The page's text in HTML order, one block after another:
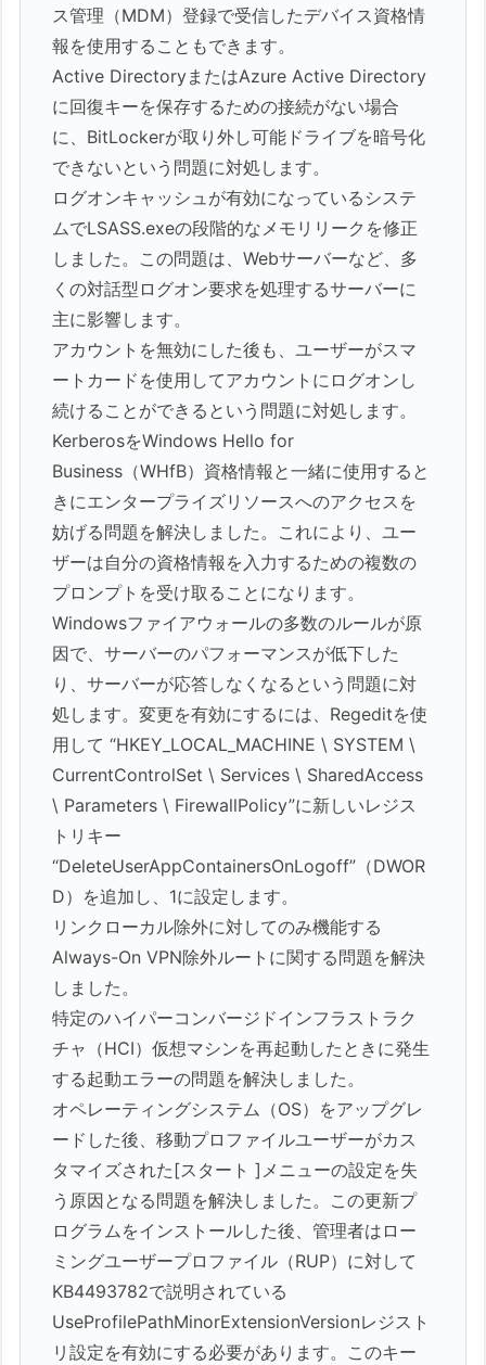
ス管理（MDM）登録で受信したデバイス資格情
報を使用することもできます。
Active DirectoryまたはAzure Active Directory
に回復キーを保存するための接続がない場合
に、BitLockerが取り外し可能ドライブを暗号化
できないという問題に対処します。
ログオンキャッシュが有効になっているシステ
ムでLSASS.exeの段階的なメモリリークを修正
しました。この問題は、Webサーバーなど、多
くの対話型ログオン要求を処理するサーバーに
主に影響します。
アカウントを無効にした後も、ユーザーがスマ
ートカードを使用してアカウントにログオンし
続けることができるという問題に対処します。
KerberosをWindows Hello for
Business（WHfB）資格情報と一緒に使用すると
きにエンタープライズリソースへのアクセスを
妨げる問題を解決しました。これにより、ユー
ザーは自分の資格情報を入力するための複数の
プロンプトを受け取ることになります。
Windowsファイアウォールの多数のルールが原
因で、サーバーのパフォーマンスが低下した
り、サーバーが応答しなくなるという問題に対
処します。変更を有効にするには、Regeditを使
用して “HKEY_LOCAL_MACHINE \ SYSTEM \
CurrentControlSet \ Services \ SharedAccess
\ Parameters \ FirewallPolicy”に新しいレジス
トリキー
“DeleteUserAppContainersOnLogoff”（DWOR
D）を追加し、1に設定します。
リンクローカル除外に対してのみ機能する
Always-On VPN除外ルートに関する問題を解決
しました。
特定のハイパーコンバージドインフラストラク
チャ（HCI）仮想マシンを再起動したときに発生
する起動エラーの問題を解決しました。
オペレーティングシステム（OS）をアップグレ
ードした後、移動プロファイルユーザーがカス
タマイズされた[スタート ]メニューの設定を失
う原因となる問題を解決しました。この更新プ
ログラムをインストールした後、管理者はロー
ミングユーザープロファイル（RUP）に対して
KB4493782で説明されている
UseProfilePathMinorExtensionVersionレジスト
リ設定を有効にする必要があります。このキー